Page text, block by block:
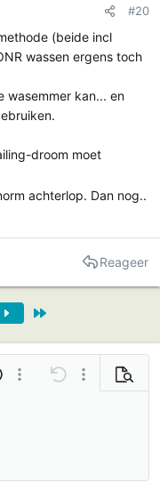
#20
(beide incl
wassen ergens toch
wasemmer kan... en
droom moet
achterlop. Dan nog..
Reageer
invoegen
Meer opties…Ongedaan maken
Meer opties…